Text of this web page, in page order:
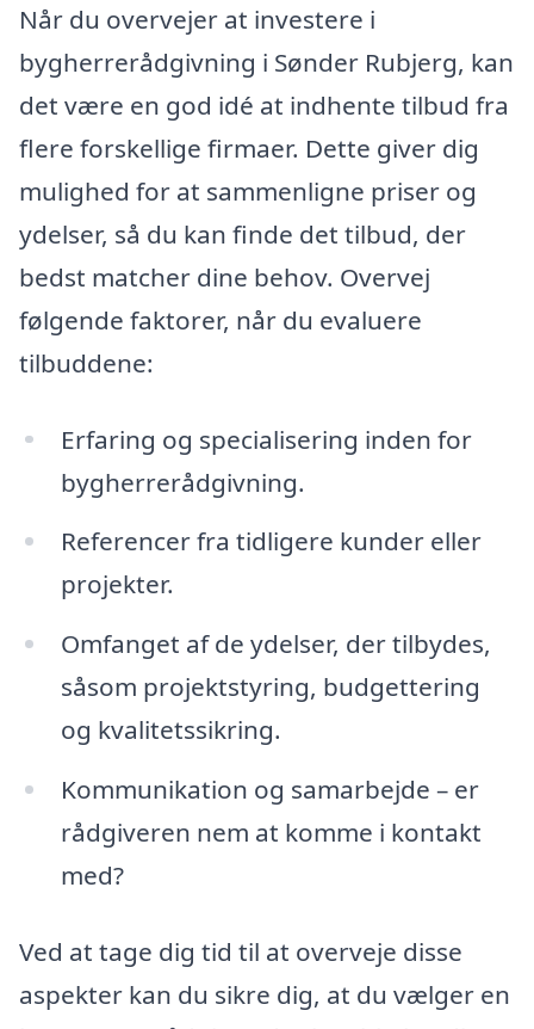
Når du overvejer at investere i
bygherrerådgivning i Sønder Rubjerg, kan
det være en god idé at indhente tilbud fra
flere forskellige firmaer. Dette giver dig
mulighed for at sammenligne priser og
ydelser, så du kan finde det tilbud, der
bedst matcher dine behov. Overvej
følgende faktorer, når du evaluere
tilbuddene:
Erfaring og specialisering inden for
bygherrerådgivning.
Referencer fra tidligere kunder eller
projekter.
Omfanget af de ydelser, der tilbydes,
såsom projektstyring, budgettering
og kvalitetssikring.
Kommunikation og samarbejde – er
rådgiveren nem at komme i kontakt
med?
Ved at tage dig tid til at overveje disse
aspekter kan du sikre dig, at du vælger en